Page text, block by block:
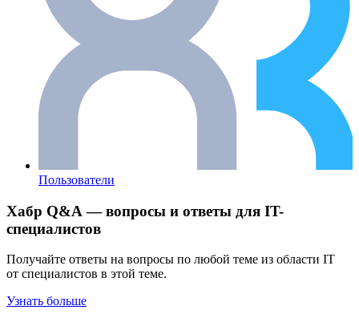
Пользователи
Хабр Q&A — вопросы и ответы для IT-
специалистов
Получайте ответы на вопросы по любой теме из области IT
от специалистов в этой теме.
Узнать больше